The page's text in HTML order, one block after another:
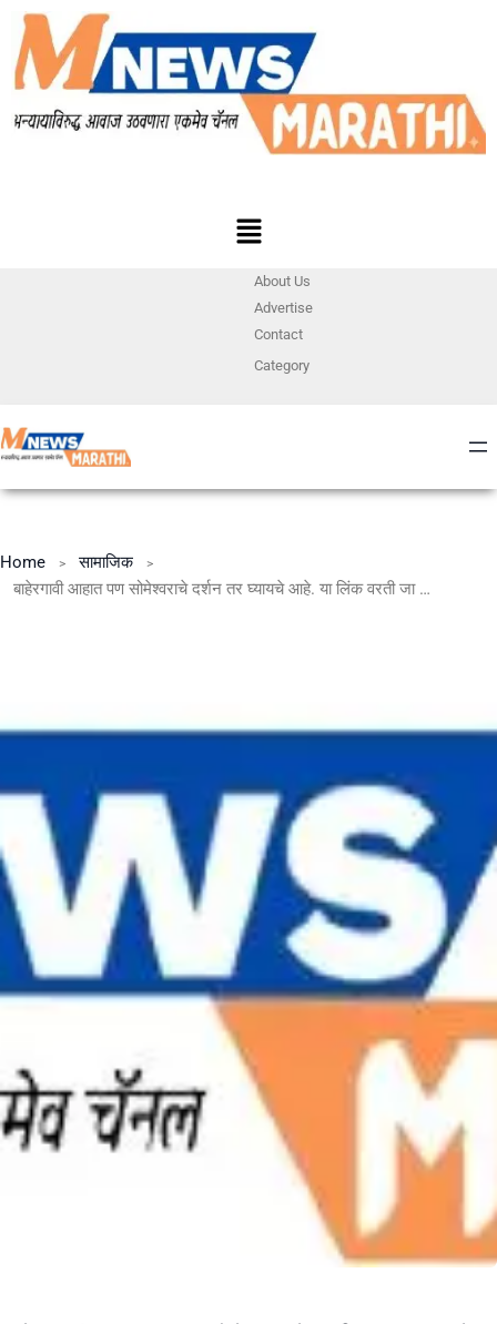
About Us
Advertise
Contact
Category
Home
सामाजिक
बाहेरगावी आहात पण सोमेश्वराचे दर्शन तर घ्यायचे आहे. या लिंक वरती जा क्लिक करा आणि सोमेश्वर (करंजे )देवस्थानचे लाईव्ह दर्शन घ्या